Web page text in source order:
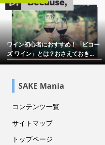
【2023年】お酒入りのチョコレート
10選をお酒メディアが本気で選...
SAKE Mania
コンテンツ一覧
サイトマップ
トップページ